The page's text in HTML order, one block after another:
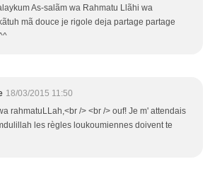
As-salãm wa Rahmatu Llãhi wa
mã douce je rigole deja partage partage
18/03/2015 11:50
rahmatuLLah,<br /> <br /> ouf! Je m' attendais
les règles loukoumiennes doivent te